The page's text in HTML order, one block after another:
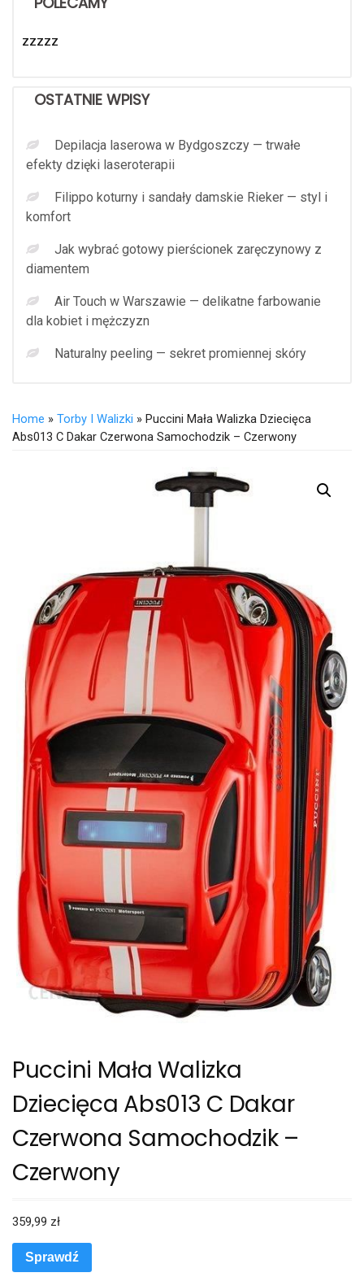
zzzzz
OSTATNIE WPISY
Depilacja laserowa w Bydgoszczy — trwałe
efekty dzięki laseroterapii
Filippo koturny i sandały damskie Rieker — styl i
komfort
Jak wybrać gotowy pierścionek zaręczynowy z
diamentem
Air Touch w Warszawie — delikatne farbowanie
dla kobiet i mężczyzn
Naturalny peeling — sekret promiennej skóry
Home » Torby I Walizki » Puccini Mała Walizka Dziecięca
Abs013 C Dakar Czerwona Samochodzik – Czerwony
Puccini Mała Walizka
Dziecięca Abs013 C Dakar
Czerwona Samochodzik –
Czerwony
359,99 zł
Sprawdź